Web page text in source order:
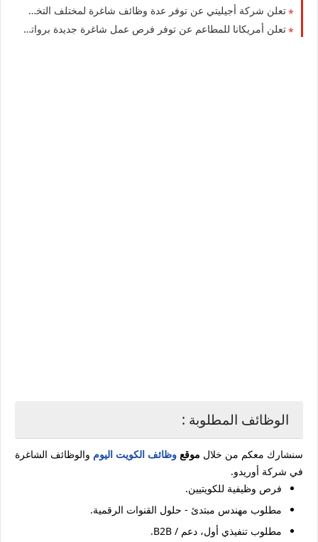
تعلن شركة أجيليتي عن توفر عدة وظائف شاغرة لمختلف التخصصات بالكويت
تعلن أمريكانا للمطاعم عن توفر فرص عمل شاغرة جديدة برواتب عالية في الكويت
الوظائف المطلوبة :
سنشارك معكم من خلال موقع وظائف الكويت اليوم والوظائف الشاغرة
في شركة أوريدو.
فرص وظيفية للكويتيين.
مطلوب مهندس مبتدئ - حلول القنوات الرقمية.
مطلوب تنفيذي أول، دعم / B2B.